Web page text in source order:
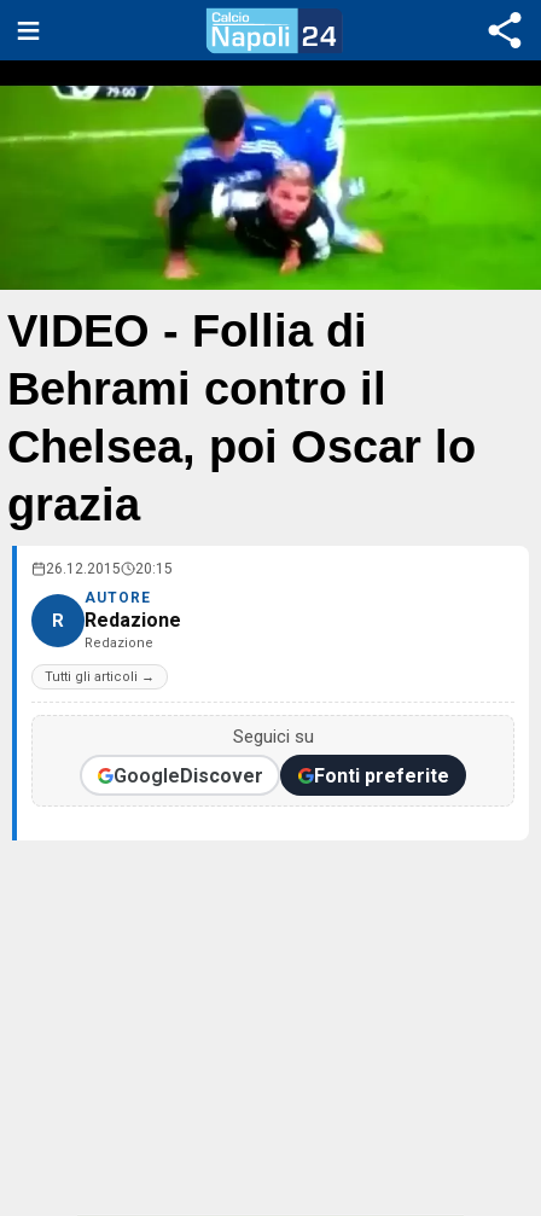
VIDEO - Follia di
Behrami contro il
Chelsea, poi Oscar lo
grazia
26.12.2015 20:15
R
AUTORE
Redazione
Redazione
Tutti gli articoli →
Seguici su
GoogleDiscover Fonti preferite